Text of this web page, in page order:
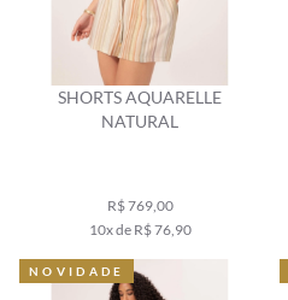
SHORTS AQUARELLE
NATURAL
R$ 769,00
10x de R$ 76,90
NOVIDADE